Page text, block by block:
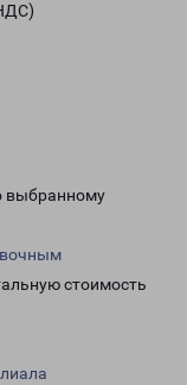
выбранному
стоимость